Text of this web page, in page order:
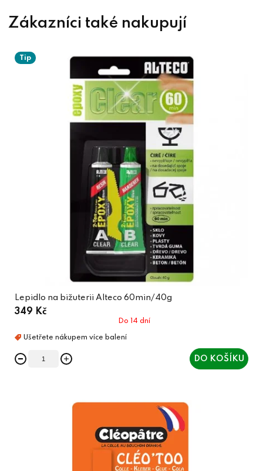
Tip
Lepidlo na bižuterii Alteco 60min/40g
349 Kč
Do 14 dní
DO KOŠÍKU